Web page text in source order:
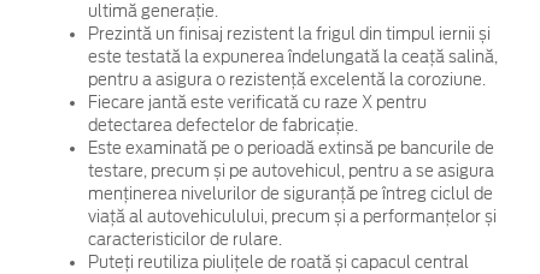
ultimă generație.
Prezintă un finisaj rezistent la frigul din timpul iernii și
este testată la expunerea îndelungată la ceață salină,
pentru a asigura o rezistență excelentă la coroziune.
Fiecare jantă este verificată cu raze X pentru
detectarea defectelor de fabricație.
Este examinată pe o perioadă extinsă pe bancurile de
testare, precum și pe autovehicul, pentru a se asigura
menținerea nivelurilor de siguranță pe întreg ciclul de
viață al autovehiculului, precum și a performanțelor și
caracteristicilor de rulare.
Puteți reutiliza piulițele de roată și capacul central